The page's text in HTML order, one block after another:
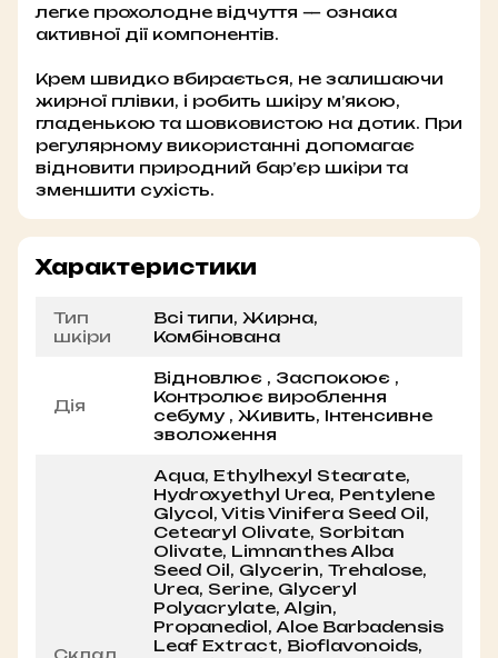
легке прохолодне відчуття — ознака
активної дії компонентів.
Крем швидко вбирається, не залишаючи
жирної плівки, і робить шкіру м’якою,
гладенькою та шовковистою на дотик. При
регулярному використанні допомагає
відновити природний бар’єр шкіри та
зменшити сухість.
Характеристики
Тип
шкіри
Всі типи, Жирна,
Комбінована
Дія
Відновлює , Заспокоює ,
Контролює вироблення
себуму , Живить, Інтенсивне
зволоження
Склад
Aqua, Ethylhexyl Stearate,
Hydroxyethyl Urea, Pentylene
Glycol, Vitis Vinifera Seed Oil,
Cetearyl Olivate, Sorbitan
Olivate, Limnanthes Alba
Seed Oil, Glycerin, Trehalose,
Urea, Serine, Glyceryl
Polyacrylate, Algin,
Propanediol, Aloe Barbadensis
Leaf Extract, Bioflavonoids,